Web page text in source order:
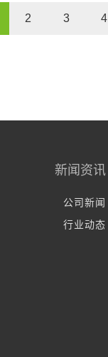
2 3 4
新闻资讯
公司新闻
行业动态